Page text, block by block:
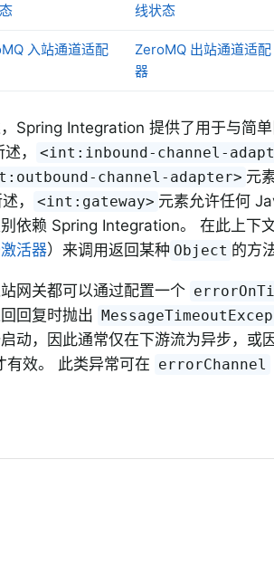
线状态
入站通道适配
ZeroMQ 出站通道适配
器
Spring Integration 提供了用于与简
， <int:inbound-channel-
channel-adapter> 元
， <int:gateway> 元素允许任何
依赖 Spring Integration。 在此上下
活器）来调用返回某种 Object 的方
网关都可以通过配置一个
回复时抛出
动，因此通常仅在下游流为异步，或
有效。 此类异常可在 errorChannel